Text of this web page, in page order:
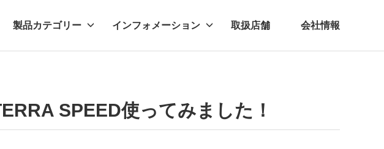
製品カテゴリー インフォメーション 取扱店舗 会社情報
SPEED使ってみました！